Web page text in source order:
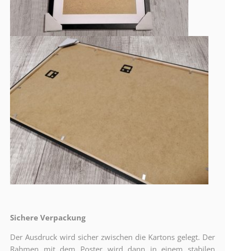
Sichere Verpackung
Der Ausdruck wird sicher zwischen die Kartons gelegt. Der
Rahmen mit dem Poster wird dann in einem stabilen